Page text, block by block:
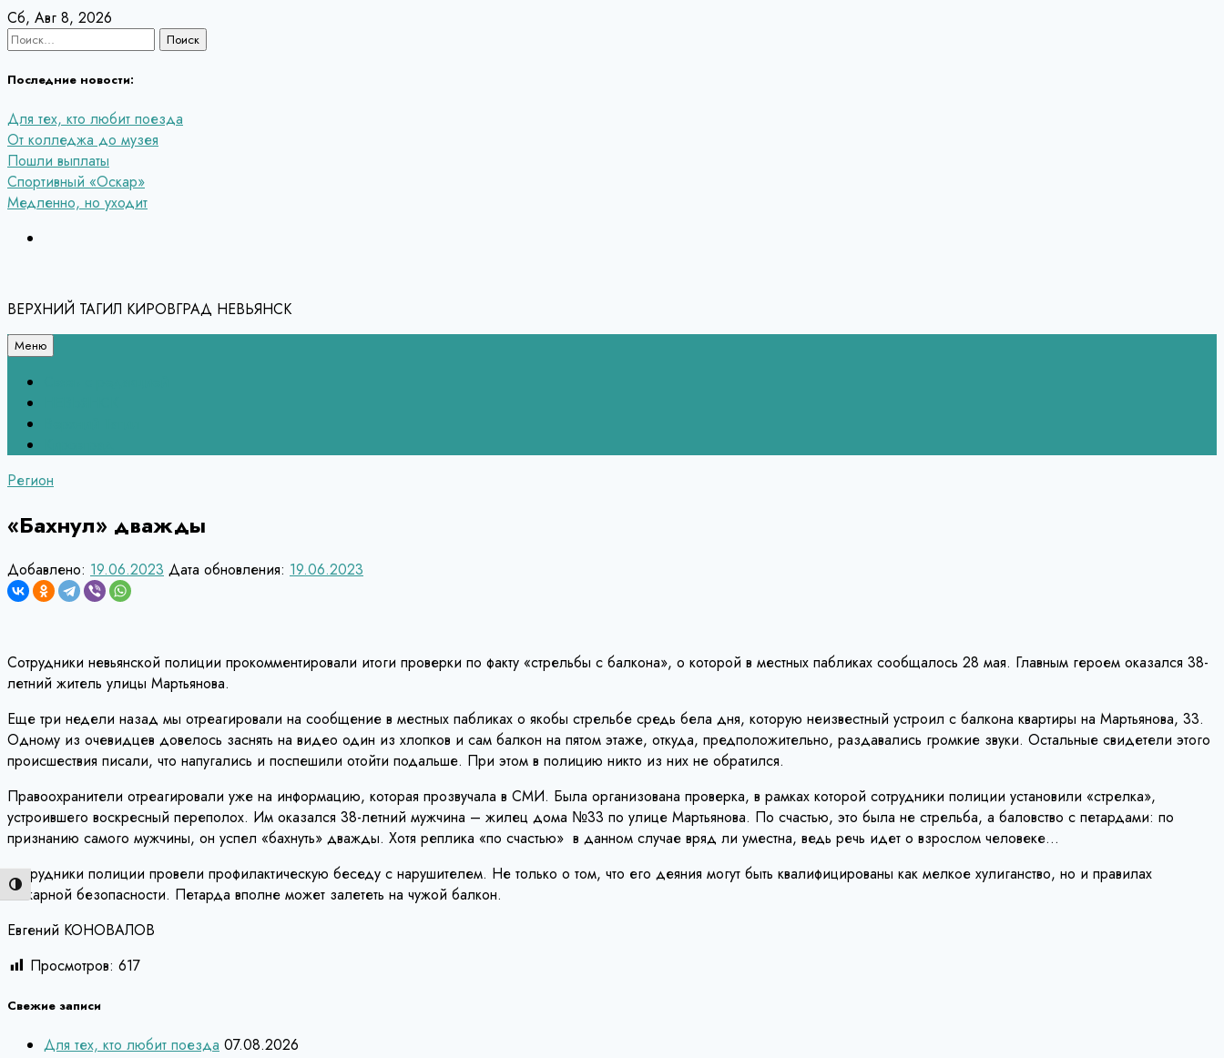
Переключить на высокую контрастность
Перейти
к
Сб, Авг 8, 2026
Найти:
Последние новости:
Для тех, кто любит поезда
От колледжа до музея
Пошли выплаты
Спортивный «Оскар»
Медленно, но уходит
ВЕРХНИЙ ТАГИЛ КИРОВГРАД НЕВЬЯНСК
Меню
Регион
«Бахнул» дважды
Добавлено: 19.06.2023 Дата обновления: 19.06.2023
Сотрудники невьянской полиции прокомментировали итоги проверки по факту «стрельбы с балкона», о которой в местных пабликах сообщалось 28 мая. Главным героем оказался 38-
летний житель улицы Мартьянова.
Еще три недели назад мы отреагировали на сообщение в местных пабликах о якобы стрельбе средь бела дня, которую неизвестный устроил с балкона квартиры на Мартьянова, 33.
Одному из очевидцев довелось заснять на видео один из хлопков и сам балкон на пятом этаже, откуда, предположительно, раздавались громкие звуки. Остальные свидетели этого
происшествия писали, что напугались и поспешили отойти подальше. При этом в полицию никто из них не обратился.
Правоохранители отреагировали уже на информацию, которая прозвучала в СМИ. Была организована проверка, в рамках которой сотрудники полиции установили «стрелка»,
устроившего воскресный переполох. Им оказался 38-летний мужчина – жилец дома №33 по улице Мартьянова. По счастью, это была не стрельба, а баловство с петардами: по
признанию самого мужчины, он успел «бахнуть» дважды. Хотя реплика «по счастью» в данном случае вряд ли уместна, ведь речь идет о взрослом человеке…
Сотрудники полиции провели профилактическую беседу с нарушителем. Не только о том, что его деяния могут быть квалифицированы как мелкое хулиганство, но и правилах
пожарной безопасности. Петарда вполне может залететь на чужой балкон.
Евгений КОНОВАЛОВ
Просмотров: 617
Свежие записи
Для тех, кто любит поезда 07.08.2026